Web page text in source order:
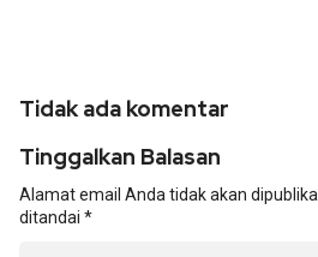
Tidak ada komentar
Tinggalkan Balasan
Alamat email Anda tidak akan
ditandai *